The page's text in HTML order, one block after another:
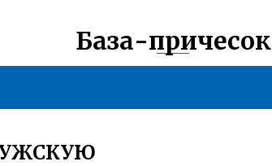
База-причесок